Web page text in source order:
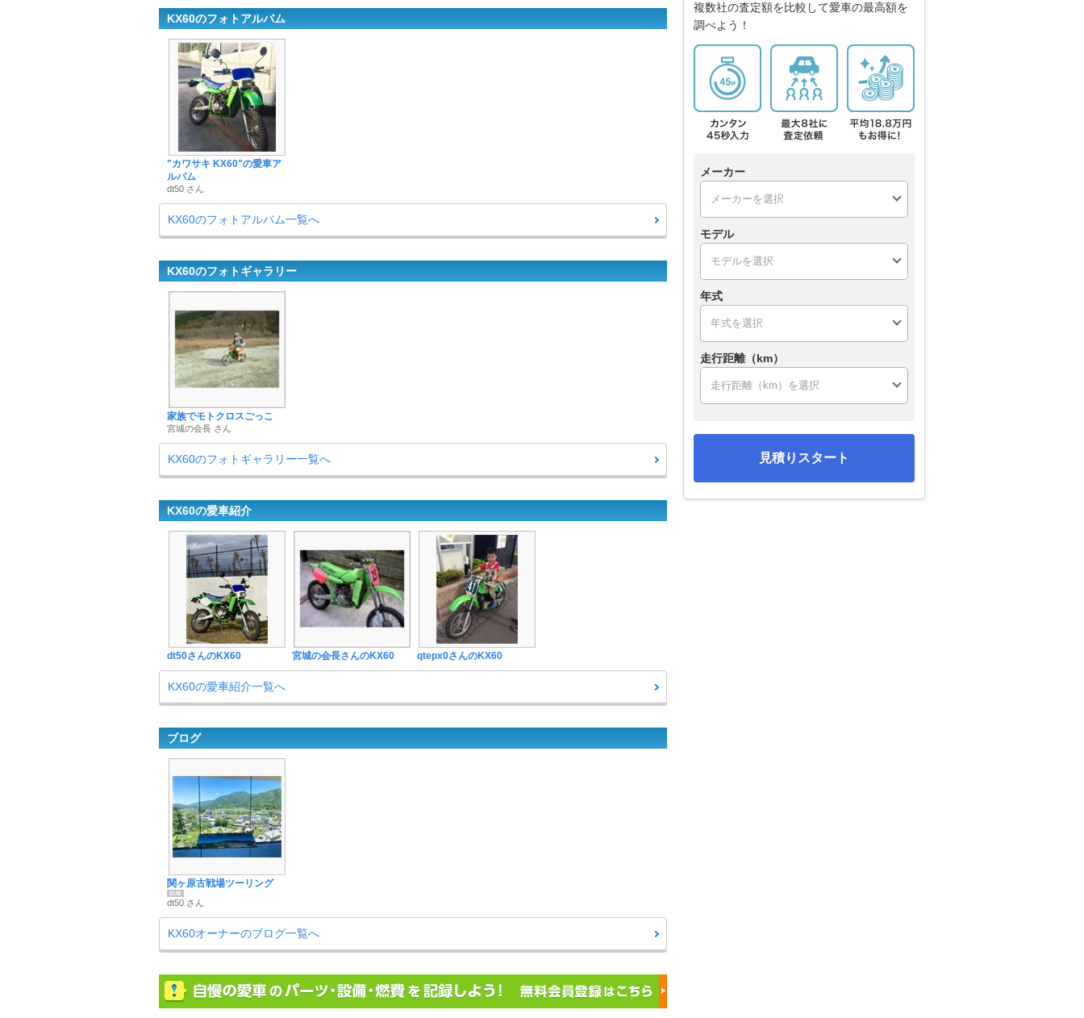
KX60のフォトアルバム
"カワサキ KX60"の愛車ア
ルバム
dt50 さん
KX60のフォトアルバム一覧へ
KX60のフォトギャラリー
家族でモトクロスごっこ
宮城の会長 さん
KX60のフォトギャラリー一覧へ
KX60の愛車紹介
dt50さんのKX60 宮城の会長さんのKX60 qtepx0さんのKX60
KX60の愛車紹介一覧へ
ブログ
関ヶ原古戦場ツーリング
dt50 さん
KX60オーナーのブログ一覧へ
複数社の査定額を比較して愛車の最高額を
調べよう！
メーカー
モデル
年式
走行距離（km）
見積りスタート